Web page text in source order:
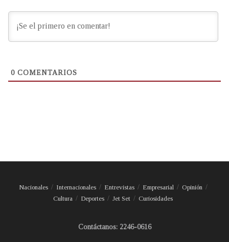
0 COMENTARIOS
Nacionales Internacionales Entrevistas Empresarial
Opinión
Cultura
Deportes Jet Set Curiosidades
Contáctanos: 2246-0616